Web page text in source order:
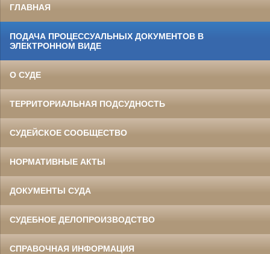
ГЛАВНАЯ
ПОДАЧА ПРОЦЕССУАЛЬНЫХ ДОКУМЕНТОВ В
ЭЛЕКТРОННОМ ВИДЕ
О СУДЕ
ТЕРРИТОРИАЛЬНАЯ ПОДСУДНОСТЬ
СУДЕЙСКОЕ СООБЩЕСТВО
НОРМАТИВНЫЕ АКТЫ
ДОКУМЕНТЫ СУДА
СУДЕБНОЕ ДЕЛОПРОИЗВОДСТВО
СПРАВОЧНАЯ ИНФОРМАЦИЯ